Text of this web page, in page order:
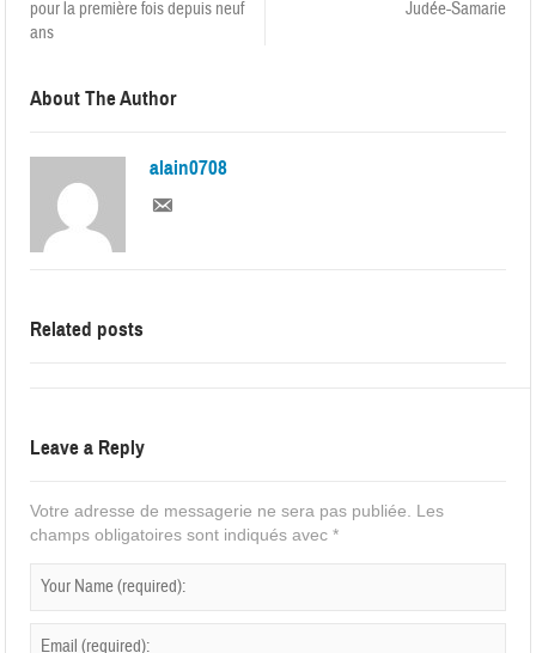
pour la première fois depuis neuf
ans
Judée-Samarie
About The Author
alain0708
Related posts
Leave a Reply
Votre adresse de messagerie ne sera pas publiée.
Les
champs obligatoires sont indiqués avec*